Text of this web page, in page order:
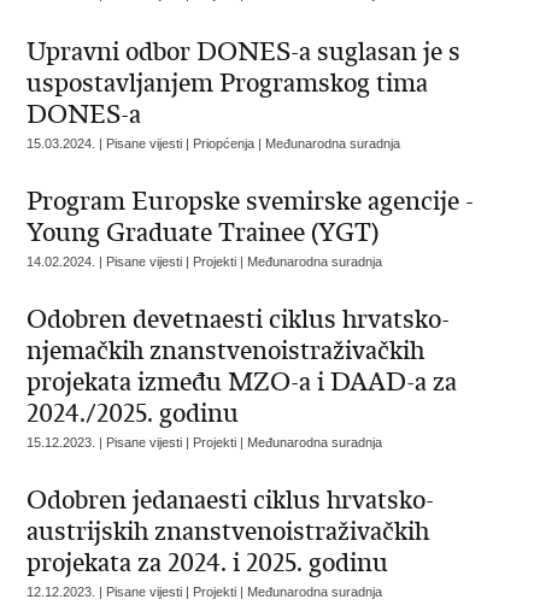
Upravni odbor DONES-a suglasan je s
uspostavljanjem Programskog tima
DONES-a
15.03.2024. | Pisane vijesti | Priopćenja | Međunarodna suradnja
Program Europske svemirske agencije -
Young Graduate Trainee (YGT)
14.02.2024. | Pisane vijesti | Projekti | Međunarodna suradnja
Odobren devetnaesti ciklus hrvatsko-
njemačkih znanstvenoistraživačkih
projekata između MZO-a i DAAD-a za
2024./2025. godinu
15.12.2023. | Pisane vijesti | Projekti | Međunarodna suradnja
Odobren jedanaesti ciklus hrvatsko-
austrijskih znanstvenoistraživačkih
projekata za 2024. i 2025. godinu
12.12.2023. | Pisane vijesti | Projekti | Međunarodna suradnja